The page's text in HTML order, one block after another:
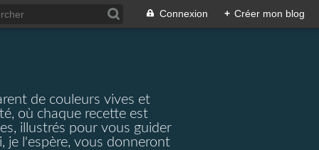
Connexion + Créer mon blog
de couleurs vives et
où chaque recette est
illustrés pour vous guider
je l'espère, vous donneront